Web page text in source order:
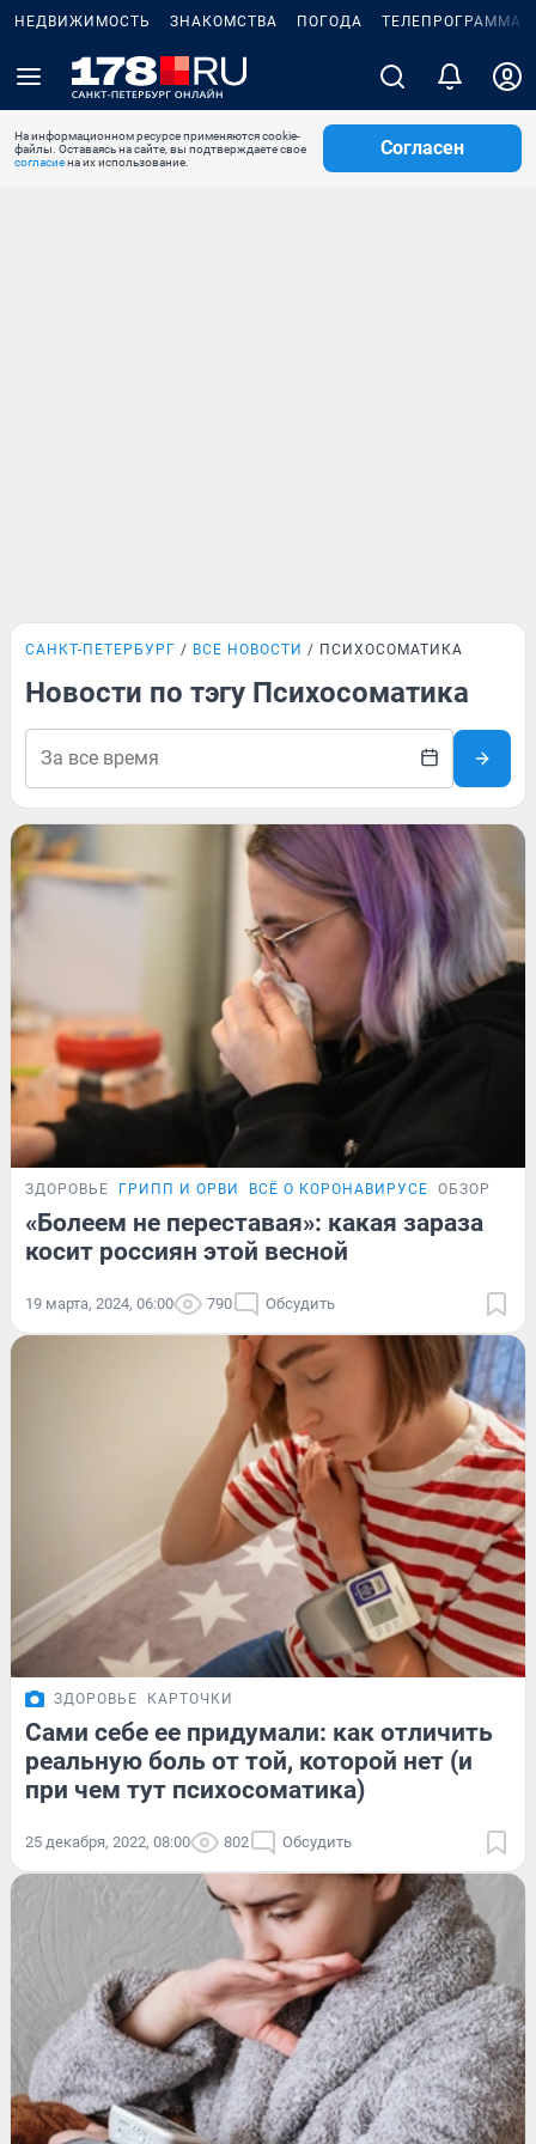
НЕДВИЖИМОСТЬ ЗНАКОМСТВА ПОГОДА ТЕЛЕПРОГРАММА
На информационном ресурсе применяются cookie-
файлы. Оставаясь на сайте, вы подтверждаете свое
согласиена их использование.
Согласен
САНКТ-ПЕТЕРБУРГ ВСЕ НОВОСТИ ПСИХОСОМАТИКА
Новости по тэгу Психосоматика
ЗДОРОВЬЕ ГРИПП И ОРВИ ВСЁ О КОРОНАВИРУСЕ ОБЗОР
«Болеем не переставая»: какая зараза
косит россиян этой весной
19 марта, 2024, 06:00 790 Обсудить
ЗДОРОВЬЕ КАРТОЧКИ
Сами себе ее придумали: как отличить
реальную боль от той, которой нет (и
при чем тут психосоматика)
25 декабря, 2022, 08:00 802 Обсудить